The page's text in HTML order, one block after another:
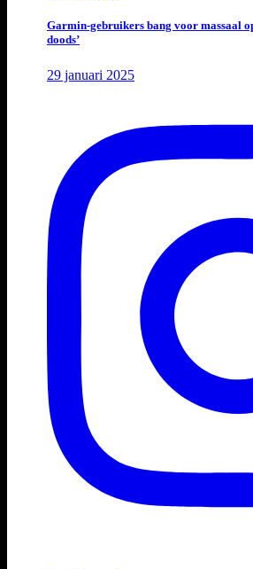
Garmin-gebruikers bang voor massaal
doods’
29 januari 2025